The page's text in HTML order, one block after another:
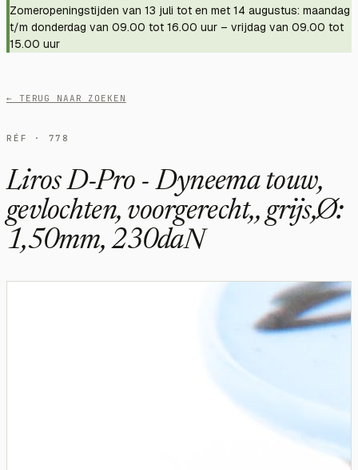
Zomeropeningstijden van 13 juli tot en met 14 augustus: maandag
t/m donderdag van 09.00 tot 16.00 uur – vrijdag van 09.00 tot
15.00 uur
← TERUG NAAR ZOEKEN
RÉF · 778
Liros D-Pro - Dyneema touw,
gevlochten, voorgerecht,, grijs,Ø:
1,50mm, 230daN